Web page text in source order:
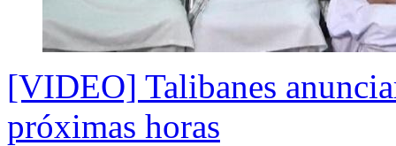
[VIDEO] Talibanes
próximas horas